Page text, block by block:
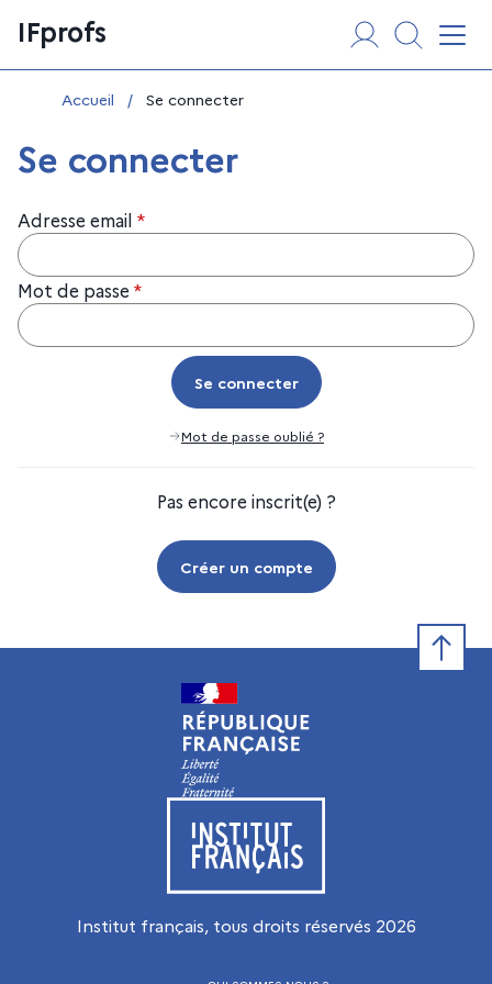
au
contenu
IFprofs
Vous êtes ici :
Accueil / Se connecter
Se connecter
Adresse email *
Mot de passe *
Se connecter
Se connecter
Mot de passe oublié ?
Pas encore inscrit(e) ?
Créer un compte
Visiter le site de l’Institut français
Institut français, tous droits réservés 2026